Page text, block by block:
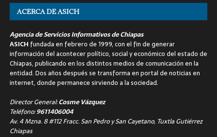
ACERCA DE ASICH
Agencia de Servicios Informativos de Chiapas
ASICH fundada en febrero de 1999, con el fin de generar
información del acontecer político, social y económico del estado de
Chiapas, publicando en los distintos medios de comunicación en la
entidad. Dos años después se transforma en portal de noticias en
internet, donde permanece sirviendo a la sociedad.
Director General:Cosme Vázquez
Teléfono:9611406004
Av. 4 Mzna. 8 #112 Fracc. San Pedro y San Cayetano, Tuxtla Gutiérrez
Chiapas